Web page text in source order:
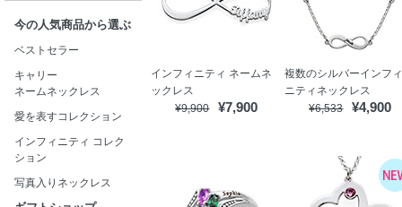
今の人気商品から選ぶ
ベストセラー
キャリー
ネームネックレス
愛を表すコレクション
インフィニティ コレク
ション
写真入りネックレス
インフィニティ ネームネ
ックレス
¥9,900
¥7,900
複数のシルバーインフ
ニティネックレス
¥6,533
¥4,900